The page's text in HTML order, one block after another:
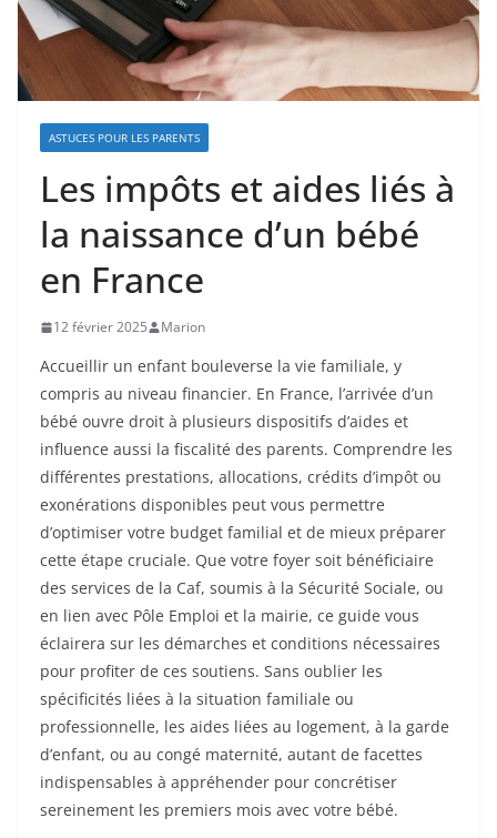
ASTUCES POUR LES PARENTS
Les impôts et aides liés à
la naissance d’un bébé
en France
12 février 2025 Marion
Accueillir un enfant bouleverse la vie familiale, y
compris au niveau financier. En France, l’arrivée d’un
bébé ouvre droit à plusieurs dispositifs d’aides et
influence aussi la fiscalité des parents. Comprendre les
différentes prestations, allocations, crédits d’impôt ou
exonérations disponibles peut vous permettre
d’optimiser votre budget familial et de mieux préparer
cette étape cruciale. Que votre foyer soit bénéficiaire
des services de la Caf, soumis à la Sécurité Sociale, ou
en lien avec Pôle Emploi et la mairie, ce guide vous
éclairera sur les démarches et conditions nécessaires
pour profiter de ces soutiens. Sans oublier les
spécificités liées à la situation familiale ou
professionnelle, les aides liées au logement, à la garde
d’enfant, ou au congé maternité, autant de facettes
indispensables à appréhender pour concrétiser
sereinement les premiers mois avec votre bébé.